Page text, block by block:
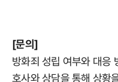
[문의]
방화죄 성립 여부와 대응
호사와 상담을 통해 상황